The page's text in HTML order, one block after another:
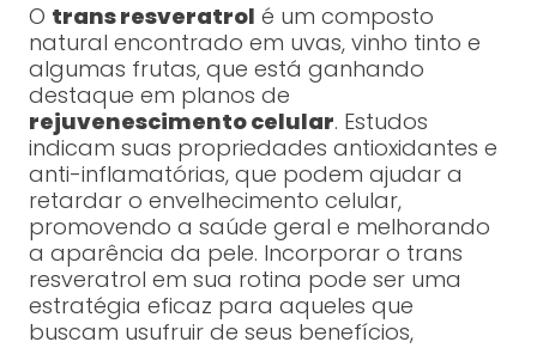
O trans resveratrol é um composto
natural encontrado em uvas, vinho tinto e
algumas frutas, que está ganhando
destaque em planos de
rejuvenescimento celular. Estudos
indicam suas propriedades antioxidantes e
anti-inflamatórias, que podem ajudar a
retardar o envelhecimento celular,
promovendo a saúde geral e melhorando
a aparência da pele. Incorporar o trans
resveratrol em sua rotina pode ser uma
estratégia eficaz para aqueles que
buscam usufruir de seus benefícios,